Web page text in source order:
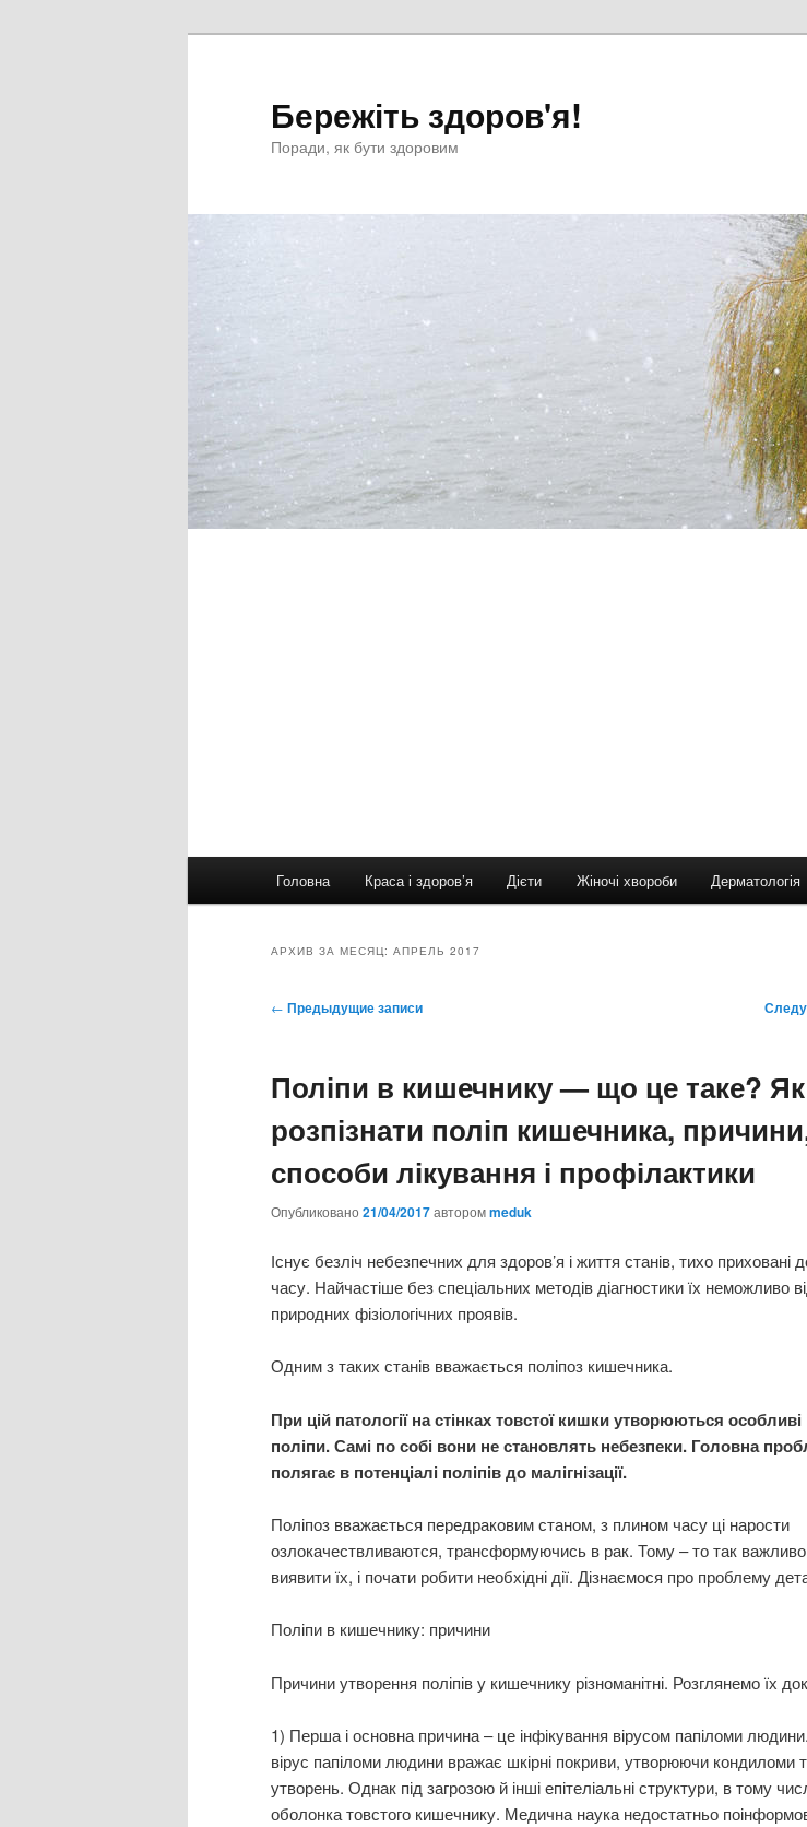
Бережіть здоров'я!
Поради, як бути здоровим
Головна Краса і здоров’я Дієти Жіночі хвороби Дерматологія
АРХИВ ЗА МЕСЯЦ: АПРЕЛЬ 2017
Навигация
← Предыдущие записи
Поліпи в кишечнику — що це таке? Як
розпізнати поліп кишечника,
способи лікування і профілактики
Опубликовано 21/04/2017авторомmeduk
Існує безліч небезпечних для здоров’я і життя станів, тихо приховані
часу. Найчастіше без спеціальних методів діагностики їх неможливо
природних фізіологічних проявів.
Одним з таких станів вважається поліпоз кишечника.
При цій патології на стінках товстої кишки утворюються
поліпи. Самі по собі вони не становлять небезпеки. Головна
полягає в потенціалі поліпів до малігнізації.
Поліпоз вважається передраковим станом, з плином часу ці нарости
озлокачествливаются, трансформуючись в рак. Тому – то так
виявити їх, і почати робити необхідні дії. Дізнаємося про проблему
Поліпи в кишечнику: причини
Причини утворення поліпів у кишечнику різноманітні. Розглянемо їх
1) Перша і основна причина – це інфікування вірусом папіломи
вірус папіломи людини вражає шкірні покриви, утворюючи кондиломи
утворень. Однак під загрозою й інші епітеліальні структури, в тому
оболонка товстого кишечнику. Медична наука недостатньо